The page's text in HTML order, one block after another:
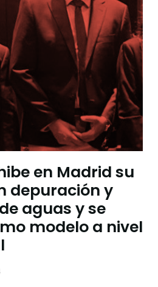
en Madrid su
depuración y
aguas y se
modelo a nivel